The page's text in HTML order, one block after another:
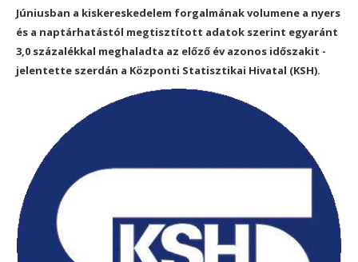
Júniusban a kiskereskedelem forgalmának volumene a nyers
és a naptárhatástól megtisztított adatok szerint egyaránt
3,0 százalékkal meghaladta az előző év azonos időszakit -
jelentette szerdán a Központi Statisztikai Hivatal (KSH).